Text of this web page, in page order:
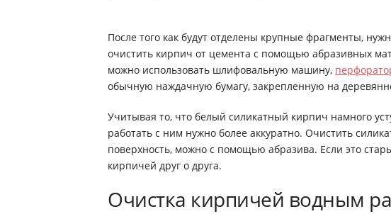
После того как будут отделены крупные фрагменты,
очистить кирпич от цемента с помощью абразивных
можно использовать шлифовальную машину,
обычную наждачную бумагу, закрепленную на
Учитывая то, что белый силикатный кирпич намного
работать с ним нужно более аккуратно. Очистить
поверхность, можно с помощью абразива. Если это
кирпичей друг о друга.
Очистка кирпичей водным